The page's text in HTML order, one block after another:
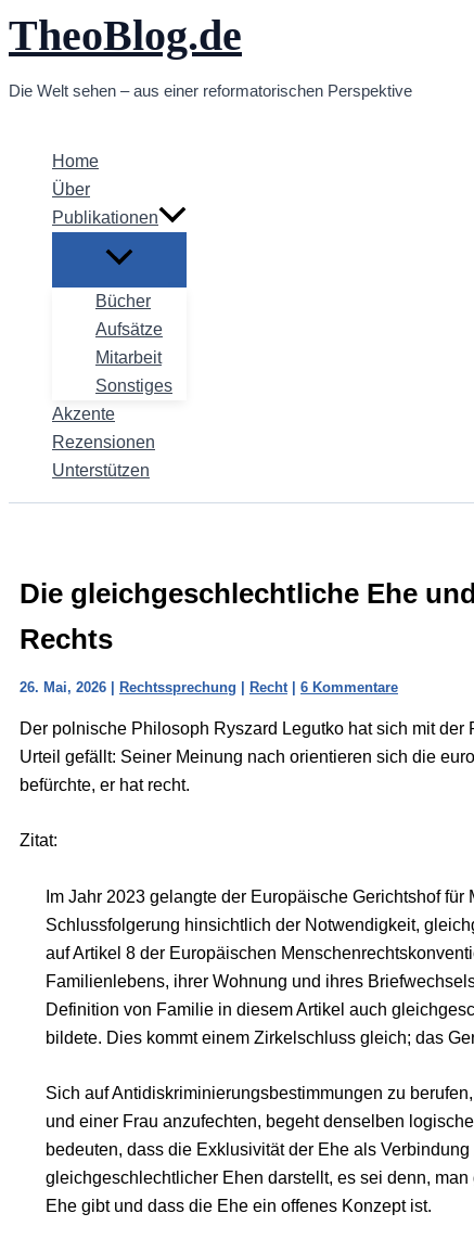
Zum
Inhalt
TheoBlog.de
Die Welt sehen – aus einer reformatorischen Perspektive
Home
Über
Publikationen
Bücher
Aufsätze
Mitarbeit
Sonstiges
Akzente
Rezensionen
Unterstützen
Die gleichgeschlechtliche Ehe
Rechts
26. Mai, 2026 | Rechtssprechung | Recht | 6 Kommentare
Der polnische Philosoph Ryszard Legutko hat sich mit
Urteil gefällt: Seiner Meinung nach orientieren sich die
befürchte, er hat recht.
Zitat:
Im Jahr 2023 gelangte der Europäische Gerichtshof
Schlussfolgerung hinsichtlich der Notwendigkeit,
auf Artikel 8 der Europäischen
Familienlebens, ihrer Wohnung und ihres
Definition von Familie in diesem Artikel auch
bildete. Dies kommt einem Zirkelschluss gleich; das
Sich auf Antidiskriminierungsbestimmungen zu
und einer Frau anzufechten, begeht denselben
bedeuten, dass die Exklusivität der Ehe als
gleichgeschlechtlicher Ehen darstellt, es sei denn,
Ehe gibt und dass die Ehe ein offenes Konzept ist.